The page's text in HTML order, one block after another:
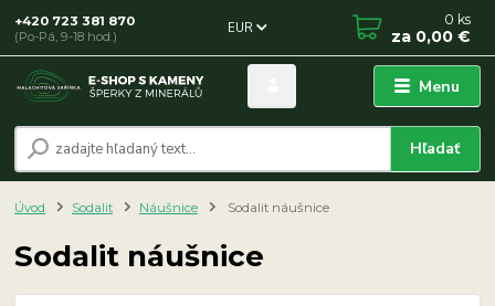
Menu
EUR
Hľadať
+420 723 381 870
(Po-Pá, 9-18 hod.)
0 ks
za 0,00 €
Úvod Sodalit Náušnice Sodalit náušnice
Sodalit náušnice